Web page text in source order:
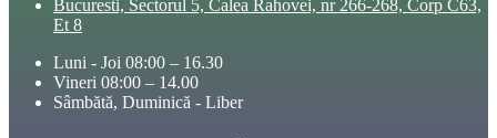
Bucuresti, Sectorul 5, Calea Rahovei, nr 266-268, Corp C63,
Et 8
Luni - Joi 08:00 – 16.30
Vineri 08:00 – 14.00
Sâmbătă, Duminică - Liber